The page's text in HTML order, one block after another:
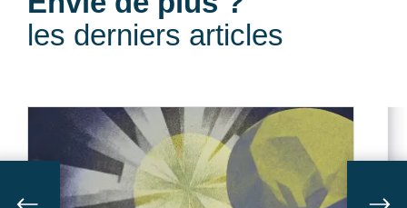
les derniers articles